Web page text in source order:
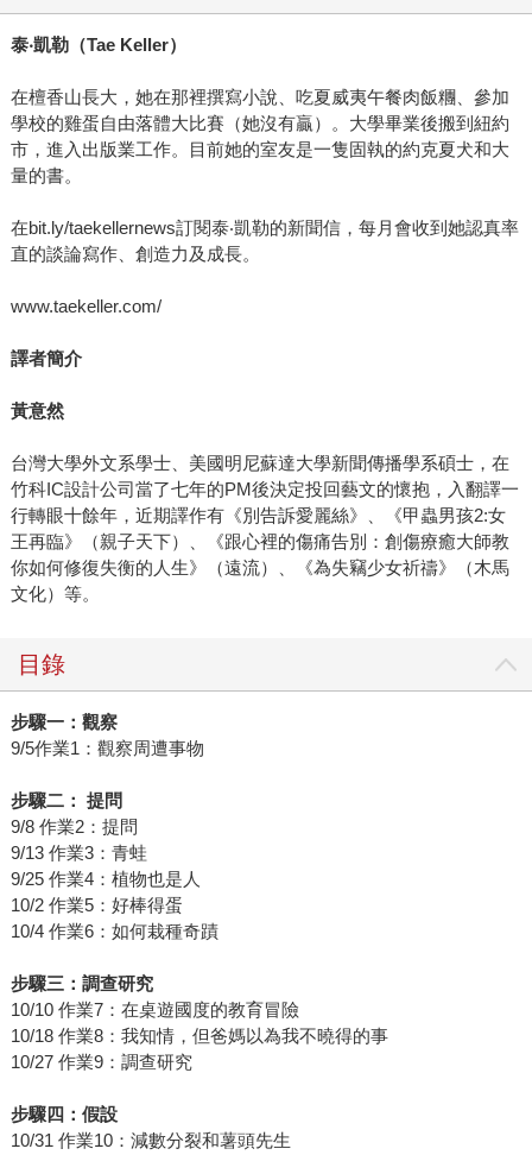
泰‧凱勒（Tae Keller）
在檀香山長大，她在那裡撰寫小說、吃夏威夷午餐肉飯糰、參加
學校的雞蛋自由落體大比賽（她沒有贏）。大學畢業後搬到紐約
市，進入出版業工作。目前她的室友是一隻固執的約克夏犬和大
量的書。
在bit.ly/taekellernews訂閱泰‧凱勒的新聞信，每月會收到她認真率
直的談論寫作、創造力及成長。
www.taekeller.com/
譯者簡介
黃意然
台灣大學外文系學士、美國明尼蘇達大學新聞傳播學系碩士，在
竹科IC設計公司當了七年的PM後決定投回藝文的懷抱，入翻譯一
行轉眼十餘年，近期譯作有《別告訴愛麗絲》、《甲蟲男孩2:女
王再臨》（親子天下）、《跟心裡的傷痛告別：創傷療癒大師教
你如何修復失衡的人生》（遠流）、《為失竊少女祈禱》（木馬
文化）等。
目錄
步驟一：觀察
9/5作業1：觀察周遭事物
步驟二： 提問
9/8 作業2：提問
9/13 作業3：青蛙
9/25 作業4：植物也是人
10/2 作業5：好棒得蛋
10/4 作業6：如何栽種奇蹟
步驟三：調查研究
10/10 作業7：在桌遊國度的教育冒險
10/18 作業8：我知情，但爸媽以為我不曉得的事
10/27 作業9：調查研究
步驟四：假設
10/31 作業10：減數分裂和薯頭先生